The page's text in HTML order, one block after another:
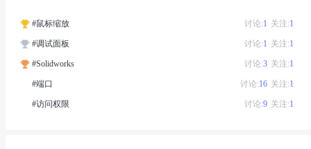
#鼠标缩放 讨论:1 关注:1
#调试面板 讨论:1 关注:1
#Solidworks 讨论:3 关注:1
#端口 讨论:16 关注:1
#访问权限 讨论:9 关注:1